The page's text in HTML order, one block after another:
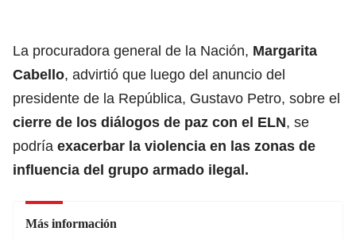
La procuradora general de la Nación, Margarita
Cabello, advirtió que luego del anuncio del
presidente de la República, Gustavo Petro, sobre el
cierre de los diálogos de paz con el ELN, se
podría exacerbar la violencia en las zonas de
influencia del grupo armado ilegal.
Más información